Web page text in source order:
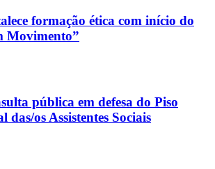
formação ética com início do
Movimento”
pública em defesa do Piso
das/os Assistentes Sociais